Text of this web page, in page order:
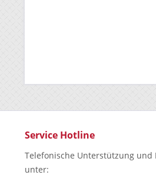
Service Hotline
Telefonische Unterstützung und
unter: